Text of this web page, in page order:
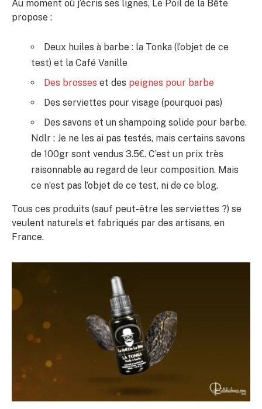
Au moment où j’écris ses lignes, Le Poil de la Bête
propose :
Deux huiles à barbe : la Tonka (l’objet de ce
test) et la Café Vanille
Des brosses et des peignes pour barbe
Des serviettes pour visage (pourquoi pas)
Des savons et un shampoing solide pour barbe.
Ndlr : Je ne les ai pas testés, mais certains savons
de 100gr sont vendus 3.5€. C’est un prix très
raisonnable au regard de leur composition. Mais
ce n’est pas l’objet de ce test, ni de ce blog.
Tous ces produits (sauf peut-être les serviettes ?) se
veulent naturels et fabriqués par des artisans, en
France.